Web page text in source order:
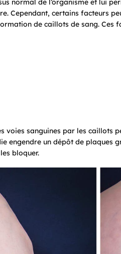
normal de l’organisme et lui
Cependant, certains facteurs
de caillots de sang. Ces
voies sanguines par les caillots
engendre un dépôt de plaques
bloquer.